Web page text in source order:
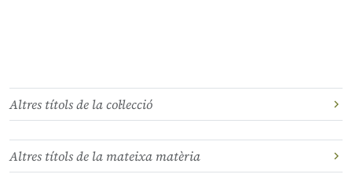
Altres títols de la col·lecció
Altres títols de la mateixa matèria